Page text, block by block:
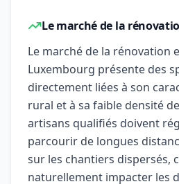
Le marché de la
Le marché de la rénovation
Luxembourg présente des
directement liées à son
rural et à sa faible densité
artisans qualifiés doivent
parcourir de longues
sur les chantiers dispersés,
naturellement impacter les